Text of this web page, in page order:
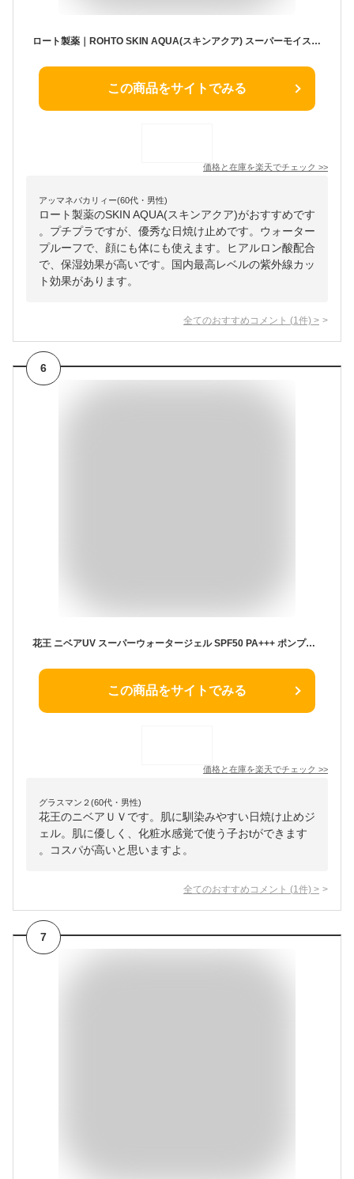
ロート製薬｜ROHTO SKIN AQUA(スキンアクア) スーパーモイスチャーミルク 40mL〔日焼け止め〕
この商品をサイトでみる
価格と在庫を楽天でチェック >>
アッマネバカリィー(60代・男性)
ロート製薬のSKIN AQUA(スキンアクア)がおすすめです
。プチプラですが、優秀な日焼け止めです。ウォーター
プルーフで、顔にも体にも使えます。ヒアルロン酸配合
で、保湿効果が高いです。国内最高レベルの紫外線カッ
ト効果があります。
全てのおすすめコメント (1 件) >
6
花王 ニベアUV スーパーウォータージェル SPF50 PA+++ ポンプタイプ (140g) 日焼け止めジェル
この商品をサイトでみる
価格と在庫を楽天でチェック >>
グラスマン２(60代・男性)
花王のニベアＵＶです。肌に馴染みやすい日焼け止めジ
ェル。肌に優しく、化粧水感覚で使う子おtができます
。コスパが高いと思いますよ。
全てのおすすめコメント (1 件) >
7